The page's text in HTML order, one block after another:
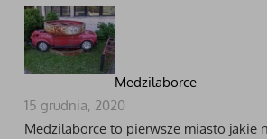
Medzilaborce
15 grudnia, 2020
Medzilaborce to pierwsze miasto jakie